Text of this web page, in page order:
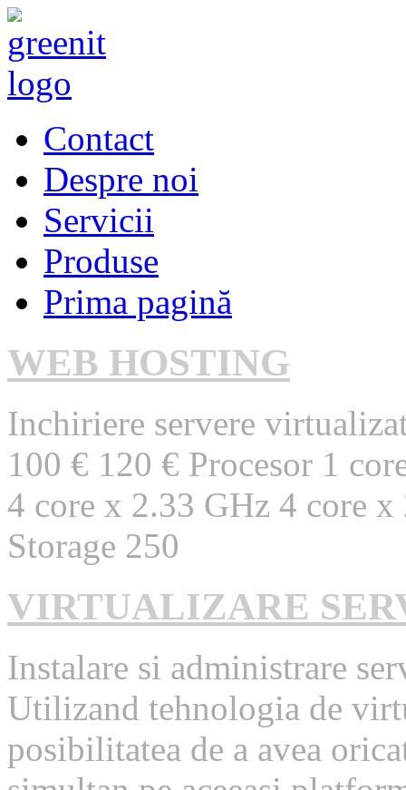
Contact
Despre noi
Servicii
Produse
Prima pagină
WEB HOSTING
Inchiriere servere
100 € 120 € Procesor 1
4 core x 2.33 GHz 4 core
Storage 250
VIRTUALIZARE
Instalare si administrare
Utilizand tehnologia de
posibilitatea de a avea